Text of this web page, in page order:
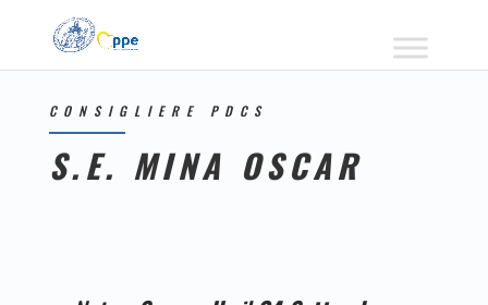
CONSIGLIERE PDCS
S.E. MINA OSCAR